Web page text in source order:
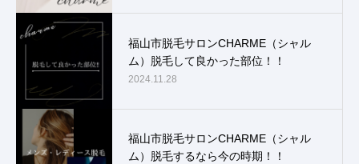
福山市脱毛サロンCHARME（シャル
ム）脱毛して良かった部位！！
2024.11.28
福山市脱毛サロンCHARME（シャル
ム）脱毛するなら今の時期！！